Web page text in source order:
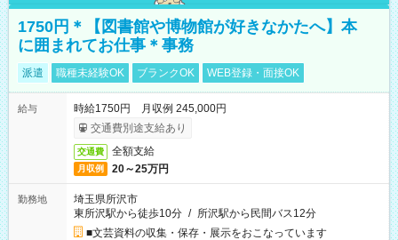
1750円＊【図書館や博物館が好きなかたへ】本
に囲まれてお仕事＊事務
派遣 職種未経験OK ブランクOK WEB登録・面接OK
給与
時給1750円 月収例 245,000円
交通費別途支給あり
交通費 全額支給
月収例 20～25万円
勤務地
埼玉県所沢市
東所沢駅から徒歩10分 / 所沢駅から民間バス12分
■文芸資料の収集・保存・展示をおこなっています